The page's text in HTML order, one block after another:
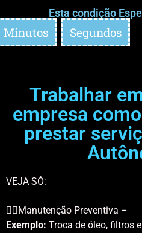
Esta condição
Minutos Segundos
Trabalhar
empresa
prestar
VEJA SÓ:
👷‍♂️Manutenção Preventiva –
Exemplo: Troca de óleo, filtros